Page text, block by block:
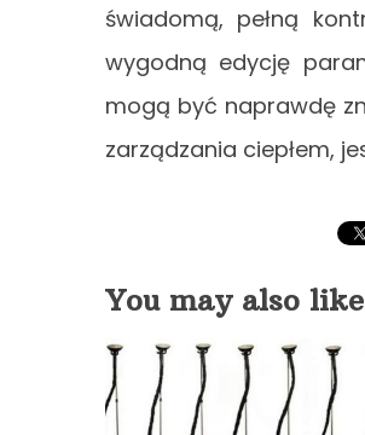
świadomą, pełną
wygodną edycję
mogą być naprawdę
zarządzania ciepłem,
You may also like